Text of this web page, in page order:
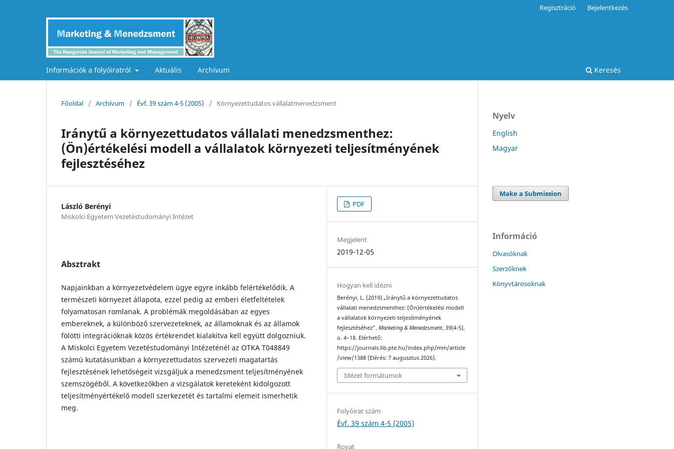
Információk a folyóiratról Aktuális Archívum Keresés
Regisztráció Bejelentkezés
Főoldal / Archívum / Évf. 39 szám 4-5 (2005) / Környezettudatos vállalatmenedzsment
Iránytű a környezettudatos vállalati menedzsmenthez:
(Ön)értékelési modell a vállalatok környezeti teljesítményének
fejlesztéséhez
László Berényi
Miskolci Egyetem Vezetéstudományi Intézet
Absztrakt
Napjainkban a környezetvédelem ügye egyre inkább felértékelődik. A
természeti környezet állapota, ezzel pedig az emberi életfeltételek
folyamatosan romlanak. A problémák megoldásában az egyes
embereknek, a különböző szervezeteknek, az államoknak és az államok
fölötti integrációknak közös értékrendet kialakítva kell együtt dolgozniuk.
A Miskolci Egyetem Vezetéstudományi Intézeténél az OTKA T048849
számú kutatásunkban a környezettudatos szervezeti magatartás
fejlesztésének lehetőségeit vizsgáljuk a menedzsment teljesítményének
szemszögéből. A következőkben a vizsgálatok kereteként kidolgozott
teljesítményértékelő modell szerkezetét és tartalmi elemeit ismerhetik
meg.
PDF
Megjelent
2019-12-05
Hogyan kell idézni
Berényi, L. (2019) „Iránytű a környezettudatos
vállalati menedzsmenthez: (Ön)értékelési modell
a vállalatok környezeti teljesítményének
fejlesztéséhez”,Marketing & Menedzsment, 39(4-5),
o. 4–18. Elérhető:
https://journals.lib.pte.hu/index.php/mm/article
/view/1388 (Elérés: 7 augusztus 2026).
Idézet formátumok
Folyóirat szám
Évf. 39 szám 4-5 (2005)
Rovat
Nyelv
English
Magyar
Make a Submission
Információ
Olvasóknak
Szerzőknek
Könyvtárosoknak